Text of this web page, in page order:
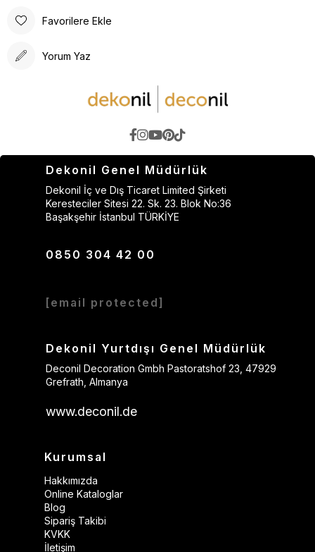
Favorilere Ekle
Yorum Yaz
Dekonil Genel Müdürlük
Dekonil İç ve Dış Ticaret Limited Şirketi
Keresteciler Sitesi 22. Sk. 23. Blok No:36
Başakşehir İstanbul TÜRKİYE
0850 304 42 00
[email protected]
Dekonil Yurtdışı Genel Müdürlük
Deconil Decoration Gmbh Pastoratshof 23, 47929
Grefrath, Almanya
www.deconil.de
Kurumsal
Hakkımızda
Online Kataloglar
Blog
Sipariş Takibi
KVKK
İletişim